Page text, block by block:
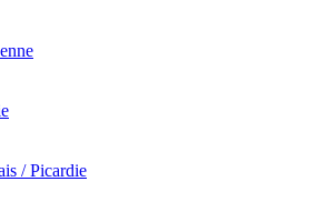
/ Picardie